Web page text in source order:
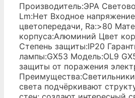
Производитель:ЭРА
Lm:Нет Входное
цветопередачи, Ra:>80
корпуса:Алюминий Цвет
Степень защиты:IP20
лампы:GX53 Модель:OL9
защиты от поражения
света подчёркивают